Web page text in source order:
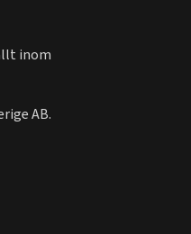
inom
AB.